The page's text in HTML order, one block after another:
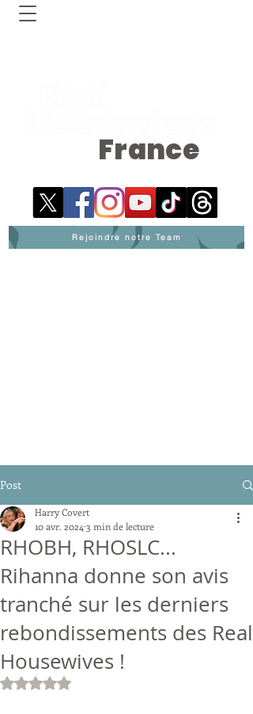
France
Rejoindre notre Team
Post
RHOBH, RHOSLC...
Rihanna donne son avis
tranché sur les derniers
rebondissements des Real
Housewives !
Harry Covert
10 avr. 2024 3 min de lecture
Noté NaN étoiles sur 5.